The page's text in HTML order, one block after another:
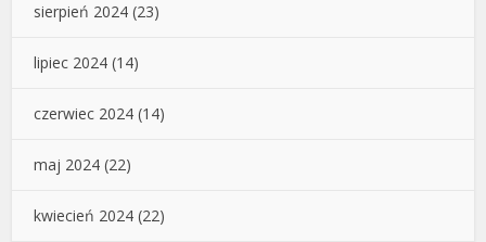
sierpień 2024 (23)
lipiec 2024 (14)
czerwiec 2024 (14)
maj 2024 (22)
kwiecień 2024 (22)